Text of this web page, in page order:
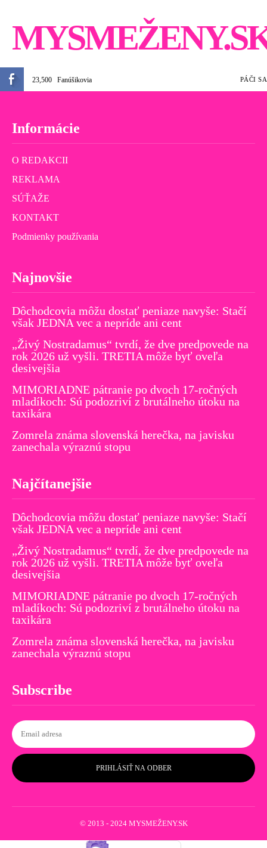
23,500 Fanúšikovia PÁČI SA
Informácie
O REDAKCII
REKLAMA
SÚŤAŽE
KONTAKT
Podmienky používania
Najnovšie
Dôchodcovia môžu dostať peniaze navyše: Stačí
však JEDNA vec a nepríde ani cent
„Živý Nostradamus“ tvrdí, že dve predpovede na
rok 2026 už vyšli. TRETIA môže byť oveľa
desivejšia
MIMORIADNE pátranie po dvoch 17-ročných
mladíkoch: Sú podozriví z brutálneho útoku na
taxikára
Zomrela známa slovenská herečka, na javisku
zanechala výraznú stopu
Najčítanejšie
Dôchodcovia môžu dostať peniaze navyše: Stačí
však JEDNA vec a nepríde ani cent
„Živý Nostradamus“ tvrdí, že dve predpovede na
rok 2026 už vyšli. TRETIA môže byť oveľa
desivejšia
MIMORIADNE pátranie po dvoch 17-ročných
mladíkoch: Sú podozriví z brutálneho útoku na
taxikára
Zomrela známa slovenská herečka, na javisku
zanechala výraznú stopu
Subscribe
PRIHLÁSIŤ NA ODBER
© 2013 - 2024 MYSMEŽENY.SK